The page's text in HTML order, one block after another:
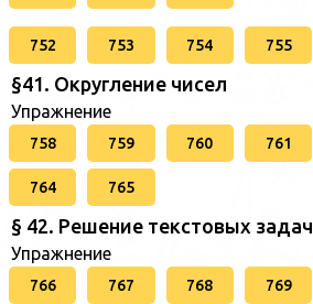
752 753 754 755
§41. Округление чисел
Упражнение
758 759 760 761
764 765
§ 42. Решение текстовых задач
Упражнение
766 767 768 769